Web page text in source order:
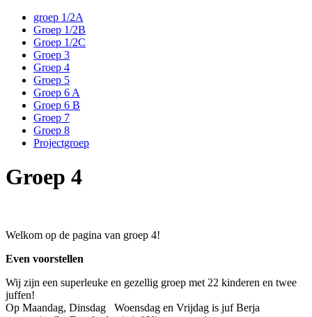
groep 1/2A
Groep 1/2B
Groep 1/2C
Groep 3
Groep 4
Groep 5
Groep 6 A
Groep 6 B
Groep 7
Groep 8
Projectgroep
Groep 4
Welkom op de pagina van groep 4!
Even voorstellen
Wij zijn een superleuke en gezellig groep met 22 kinderen en twee
juffen!
Op Maandag, Dinsdag Woensdag en Vrijdag is juf Berja